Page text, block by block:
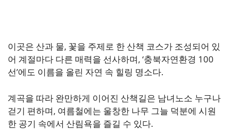
이곳은 산과 물, 꽃을 주제로 한 산책 코스가 조성되어 있
어 계절마다 다른 매력을 선사하며, ‘충북자연환경 100
선’에도 이름을 올린 자연 속 힐링 명소다.
계곡을 따라 완만하게 이어진 산책길은 남녀노소 누구나
걷기 편하며, 여름철에는 울창한 나무 그늘 덕분에 시원
한 공기 속에서 산림욕을 즐길 수 있다.